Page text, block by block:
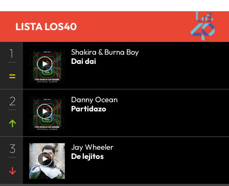
LISTA LOS40
1
Shakira & Burna Boy
Dai dai
2
Danny Ocean
Partidazo
3
Jay Wheeler
De lejitos